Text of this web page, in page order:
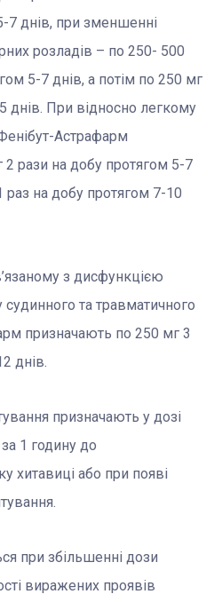
7 днів, при зменшенні
розладів – по 250- 500
5-7 днів, а потім по 250 мг
днів. При відносно легкому
Астрафарм
рази на добу протягом 5-7
раз на добу протягом 7-10
з дисфункцією
судинного та травматичного
призначають по 250 мг 3
днів.
призначають у дозі
1 годину до
хитавиці або при появі
при збільшенні дози
виражених проявів